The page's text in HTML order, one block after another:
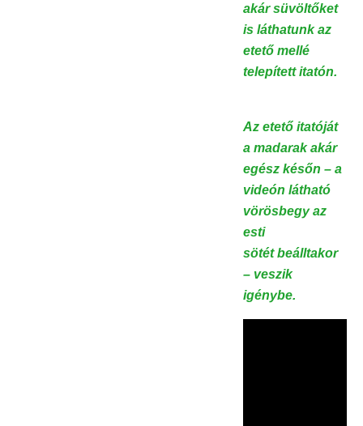
akár süvöltőket
is láthatunk az
etető mellé
telepített itatón.
Az etető itatóját
a madarak akár
egész későn – a
videón látható
vörösbegy az
esti
sötét beálltakor
– veszik
igénybe.